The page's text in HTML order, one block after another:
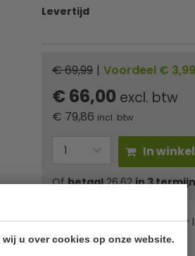
u over cookies op onze website.
Levertijd
€ 69,99 | Voordeel € 3,99
€ 66,00 excl. btw
€ 79,86 incl. btw
In
Ofbetaal26,62in 3
✔ Gratis verzending* ✔ 24 uur